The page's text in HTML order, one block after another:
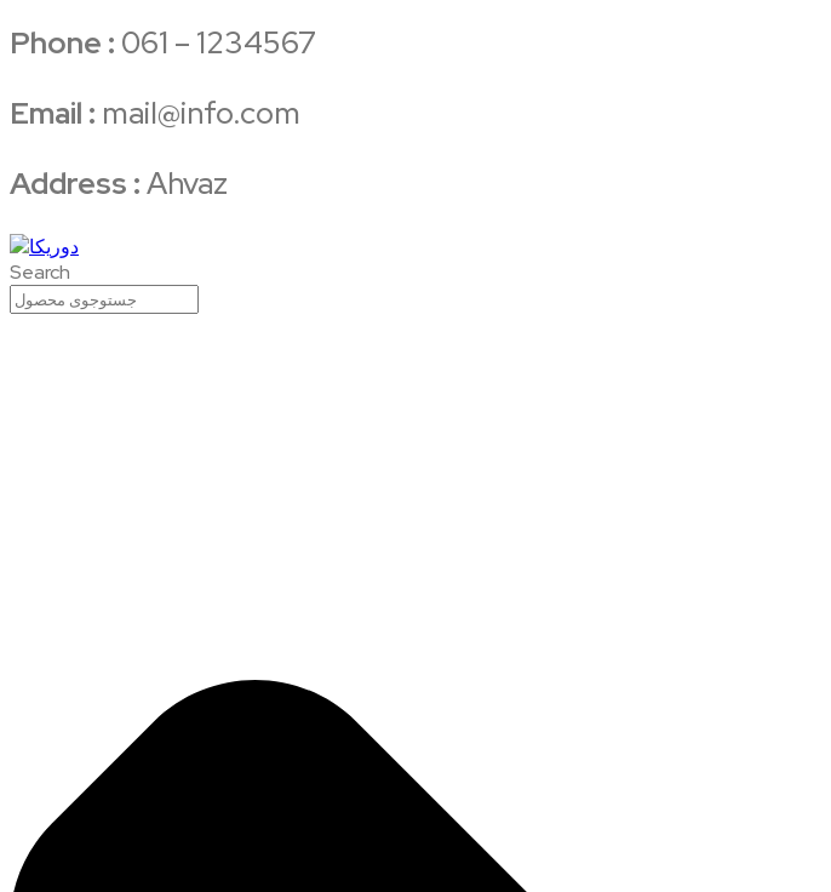
Phone : 061 – 1234567
Email : mail@info.com
Address :Ahvaz
Search